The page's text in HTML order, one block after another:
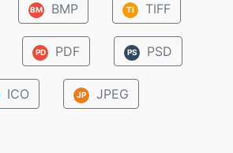
BM BMP TI TIFF
PD PDF PS PSD
ICO JP JPEG